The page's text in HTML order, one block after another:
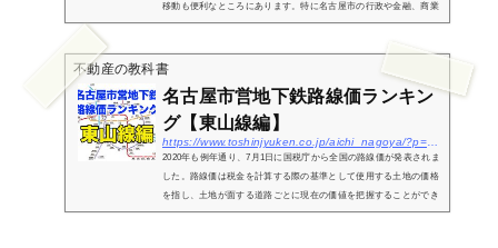
移動も便利なところにあります。特に名古屋市の行政や金融、商業
などの中心地として機能しているところが中区の住みやすいところ
不動産の教科書
名古屋市営地下鉄路線価ランキン
グ【東山線編】
2020年も例年通り、7月1日に国税庁から全国の路線価が発表されま
した。路線価は税金を計算する際の基準として使用する土地の価格
を指し、土地が面する道路ごとに現在の価値を把握することができ
ます。また相続が発生した際の相続財産価格を計算するために使わ